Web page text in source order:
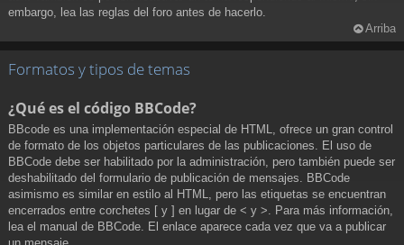
embargo, lea las reglas del foro antes de hacerlo.
Arriba
Formatos y tipos de temas
¿Qué es el código BBCode?
BBcode es una implementación especial de HTML, ofrece un gran control
de formato de los objetos particulares de las publicaciones. El uso de
BBCode debe ser habilitado por la administración, pero también puede ser
deshabilitado del formulario de publicación de mensajes. BBCode
asimismo es similar en estilo al HTML, pero las etiquetas se encuentran
encerrados entre corchetes [ y ] en lugar de < y >. Para más información,
lea el manual de BBCode. El enlace aparece cada vez que va a publicar